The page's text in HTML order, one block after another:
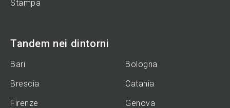
Stampa
Tandem nei dintorni
Bari
Bologna
Brescia
Catania
Firenze
Genova